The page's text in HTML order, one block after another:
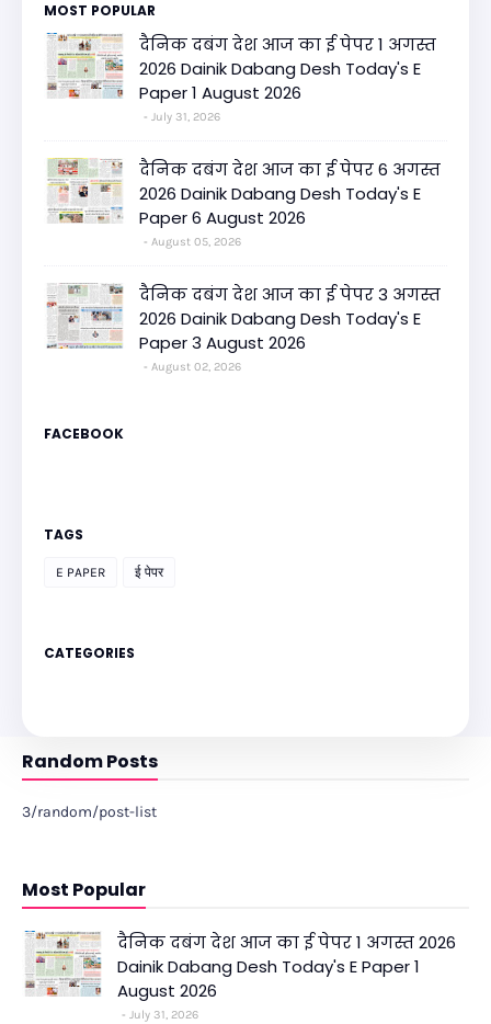
MOST POPULAR
दैनिक दबंग देश आज का ई पेपर 1 अगस्त
2026 Dainik Dabang Desh Today's E
Paper 1 August 2026
July 31, 2026
दैनिक दबंग देश आज का ई पेपर 6 अगस्त
2026 Dainik Dabang Desh Today's E
Paper 6 August 2026
August 05, 2026
दैनिक दबंग देश आज का ई पेपर 3 अगस्त
2026 Dainik Dabang Desh Today's E
Paper 3 August 2026
August 02, 2026
FACEBOOK
TAGS
E PAPER ई पेपर
CATEGORIES
Random Posts
3/random/post-list
Most Popular
दैनिक दबंग देश आज का ई पेपर 1 अगस्त 2026
Dainik Dabang Desh Today's E Paper 1
August 2026
July 31, 2026